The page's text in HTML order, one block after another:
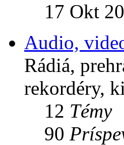
17 Okt
Audio,
Rádiá,
rekordéry,
12 Témy
90